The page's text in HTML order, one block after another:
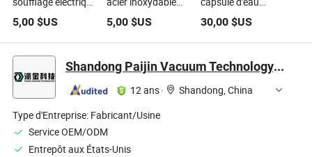
d'origine d'usine
pour des solutions
durables en matière
d'eau
5,00 $US
avancé
personnalisé avec
chauffage
cuves de
fermentation
5,00$US
ultrapure pour
applications
stériles terminales
30,00$US
Shandong Paijin Vacuum Technology Co., Ltd.
12 ans·
Shandong, China
Type d'Entreprise: Fabricant/Usine
Service OEM/ODM
Entrepôt aux États-Unis